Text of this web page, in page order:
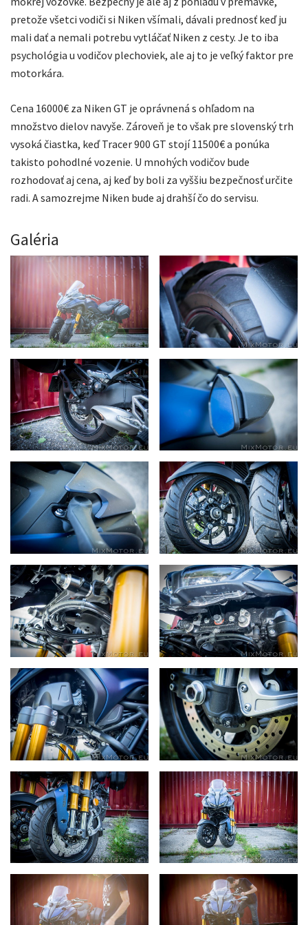
pretože všetci vodiči si Niken všímali, dávali prednosť keď ju
mali dať a nemali potrebu vytláčať Niken z cesty. Je to iba
psychológia u vodičov plechoviek, ale aj to je veľký faktor pre
motorkára.
Cena 16000€ za Niken GT je oprávnená s ohľadom na
množstvo dielov navyše. Zároveň je to však pre slovenský trh
vysoká čiastka, keď Tracer 900 GT stojí 11500€ a ponúka
takisto pohodlné vozenie. U mnohých vodičov bude
rozhodovať aj cena, aj keď by boli za vyššiu bezpečnosť určite
radi. A samozrejme Niken bude aj drahší čo do servisu.
Galéria